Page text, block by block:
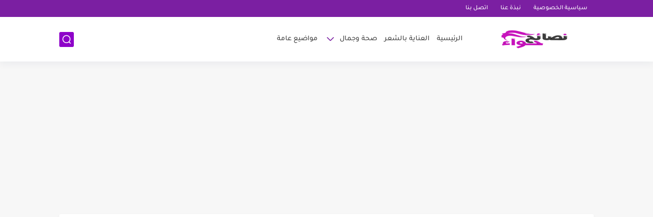
سياسية الخصوصية نبذة عنا اتصل بنا
الرئيسية العناية بالشعر صحة وجمال مواضيع عامة